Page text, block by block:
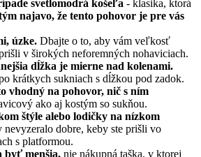
svetlomodrá košeľa - klasika, ktorá
najavo, že tento pohovor je pre vás
úzke. Dbajte o to, aby vám veľkosť
v širokých neforemných nohaviciach.
dĺžka je mierne nad kolenami.
krátkych sukniach s dĺžkou pod zadok.
vhodný na pohovor, nič s ním
ako aj kostým so sukňou.
štýle alebo lodičky na nízkom
nevyzeralo dobre, keby ste prišli vo
s platformou.
byť menšia, nie nákupná taška, v ktorej